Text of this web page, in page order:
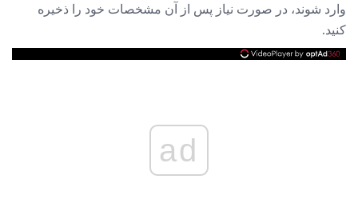
وارد شوند، در صورت نیاز پس از آن مشخصات خود را ذخیره
کنید.
ad